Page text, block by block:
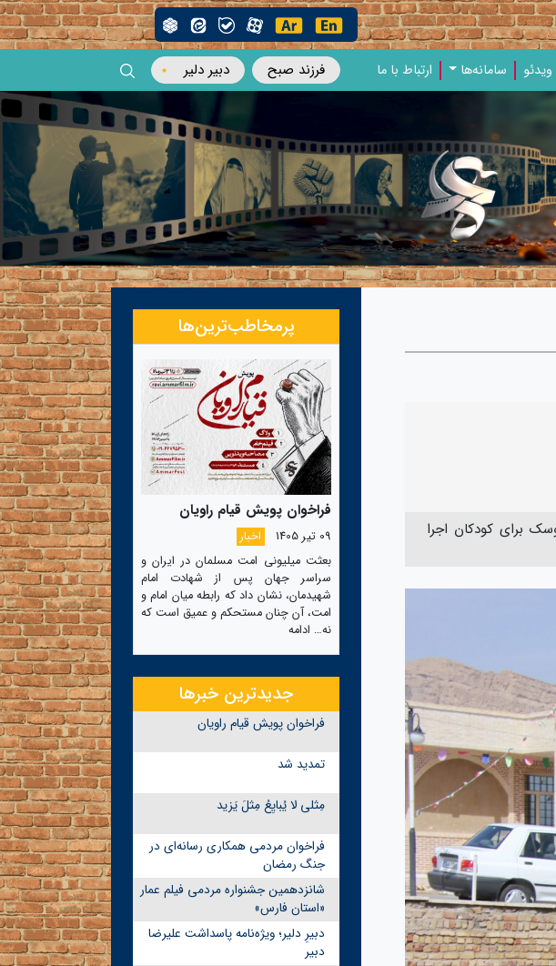
فرزند صبح دبیر دلیر ویدئو سامانه‌ها ارتباط با ما
برای کودکان اجرا
پرمخاطب‌ترین‌ها
فراخوان پویش قیام راویان
09 تیر 1405
اخبار
بعثت میلیونی امت مسلمان در ایران و
سراسر جهان پس از شهادت امام
شهیدمان، نشان داد که رابطه میان امام و
امت، آن چنان مستحکم و عمیق است که
نه… ادامه
جدیدترین خبرها
فراخوان پویش قیام راویان
تمدید شد
مِثلی لا یُبایِعُ مِثلَ یَزید
فراخوان مردمی همکاری رسانه‌ای در
جنگ رمضان
شانزدهمین جشنواره مردمی فیلم عمار
«استان فارس»
دبیرِ دلیر؛ ویژه‌نامه پاسداشت علیرضا
دبیر